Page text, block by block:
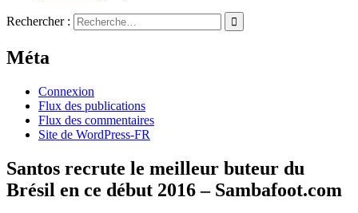
Rechercher :
Méta
Connexion
Flux des publications
Flux des commentaires
Site de WordPress-FR
Santos recrute le meilleur buteur du
Brésil en ce début 2016 – Sambafoot.com